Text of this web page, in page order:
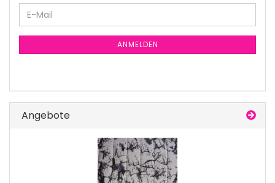
E-
Mail
ANMELDEN
Angebote